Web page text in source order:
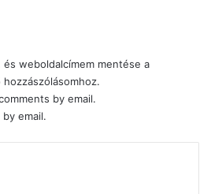
weboldalcímem mentése a
by email.
email.